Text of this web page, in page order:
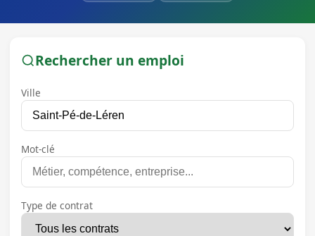
Rechercher un emploi
Ville
Mot-clé
Type de contrat